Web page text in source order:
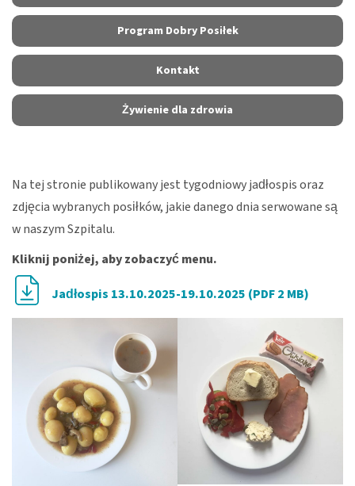
Program Dobry Posiłek
Kontakt
Żywienie dla zdrowia
Na tej stronie publikowany jest tygodniowy jadłospis oraz
zdjęcia wybranych posiłków, jakie danego dnia serwowane są
w naszym Szpitalu.
Kliknij poniżej, aby zobaczyć menu.
Jadłospis 13.10.2025-19.10.2025 (PDF 2 MB)